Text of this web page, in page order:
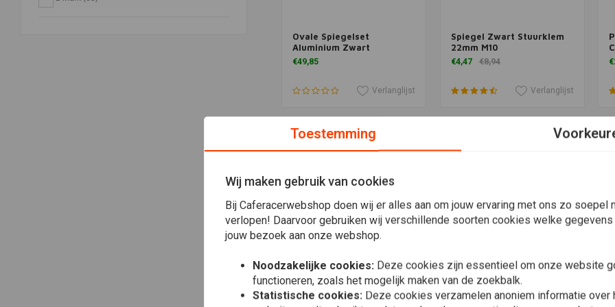
Meer informatie
Ovale Spiegelset
Aluminium Zwart
€49,85
Verlanglijst
Toevoegen aan winkelwagen
Spiegel Zwart Stuurklem
22mm M10
€4,47 €8,94
Verlanglijst
Toevoegen aan winkelwagen
HIGHSIDER
Bar End Mirror Montana
Black
Toevoegen aan winkelwagen
MOTOGADGET
mo.view classic 130 (ECE)
Toestemming
Wij maken gebruik van cookies
Bij Caferacerwebshop doen wij er alles aan om jouw ervaring met ons zo soepel
verlopen! Daarvoor gebruiken wij verschillende soorten cookies welke
jouw bezoek aan onze webshop.
Noodzakelijke cookies: Deze cookies zijn essentieel om onze website
functioneren, zoals het mogelijk maken van de zoekbalk.
Statistische cookies: Deze cookies verzamelen anoniem informatie over